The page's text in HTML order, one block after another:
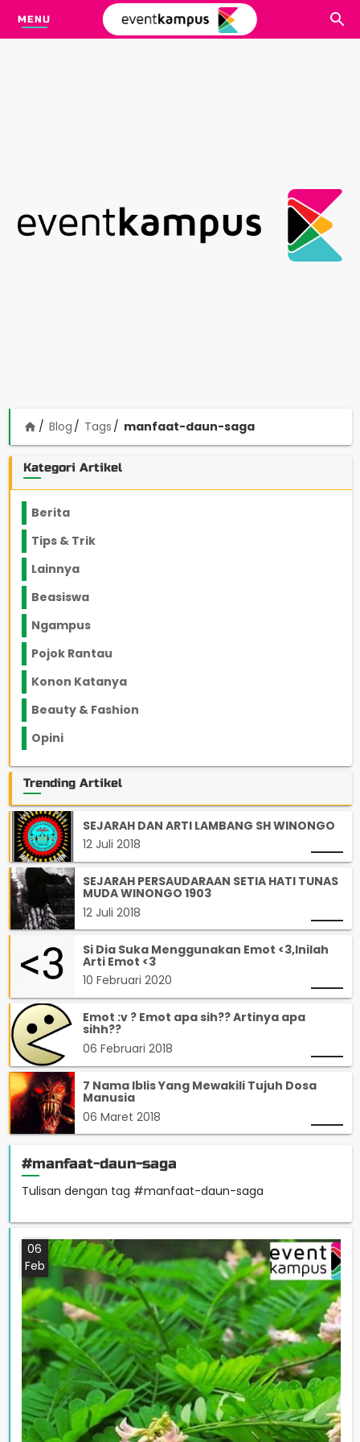
MENU
home Blog Tags manfaat-daun-saga
Kategori Artikel
Berita
Tips & Trik
Lainnya
Beasiswa
Ngampus
Pojok Rantau
Konon Katanya
Beauty & Fashion
Opini
Trending Artikel
SEJARAH DAN ARTI LAMBANG SH WINONGO
12 Juli 2018
SEJARAH PERSAUDARAAN SETIA HATI TUNAS
MUDA WINONGO 1903
12 Juli 2018
Si Dia Suka Menggunakan Emot <3,Inilah
Arti Emot <3
10 Februari 2020
Emot :v ? Emot apa sih?? Artinya apa
sihh??
06 Februari 2018
7 Nama Iblis Yang Mewakili Tujuh Dosa
Manusia
06 Maret 2018
#manfaat-daun-saga
Tulisan dengan tag #manfaat-daun-saga
06
Feb